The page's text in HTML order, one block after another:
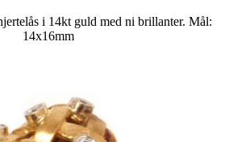
i 14kt guld med ni brillanter. Mål:
14x16mm